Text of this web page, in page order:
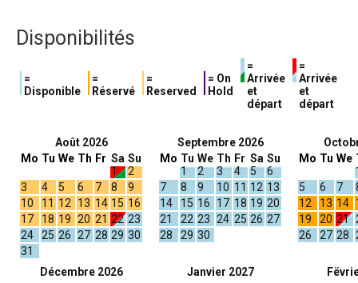
Disponibilités
=
Disponible
=
Réservé
=
Reserved
= On
Hold
=
Arrivée
et
départ
=
Arrivée
et
départ
Août 2026
Mo Tu We Th Fr Sa
1
Su
2
3
4 5 6 7 8
9
10
11 12 13 14 15 16
17
18 19 20 21 22 23
24
25 26 27 28 29 30
31
Septembre 2026
Mo Tu
1
We
2
Th
3
Fr
4
Sa
5
Su
6
7
8 9 10 11 12 13
14
15 16 17 18 19 20
21
22 23 24 25 26 27
28
29 30
Mo Tu We
5
6 7
12
13 14
19
20 21
26
27 28
Décembre 2026
Janvier 2027